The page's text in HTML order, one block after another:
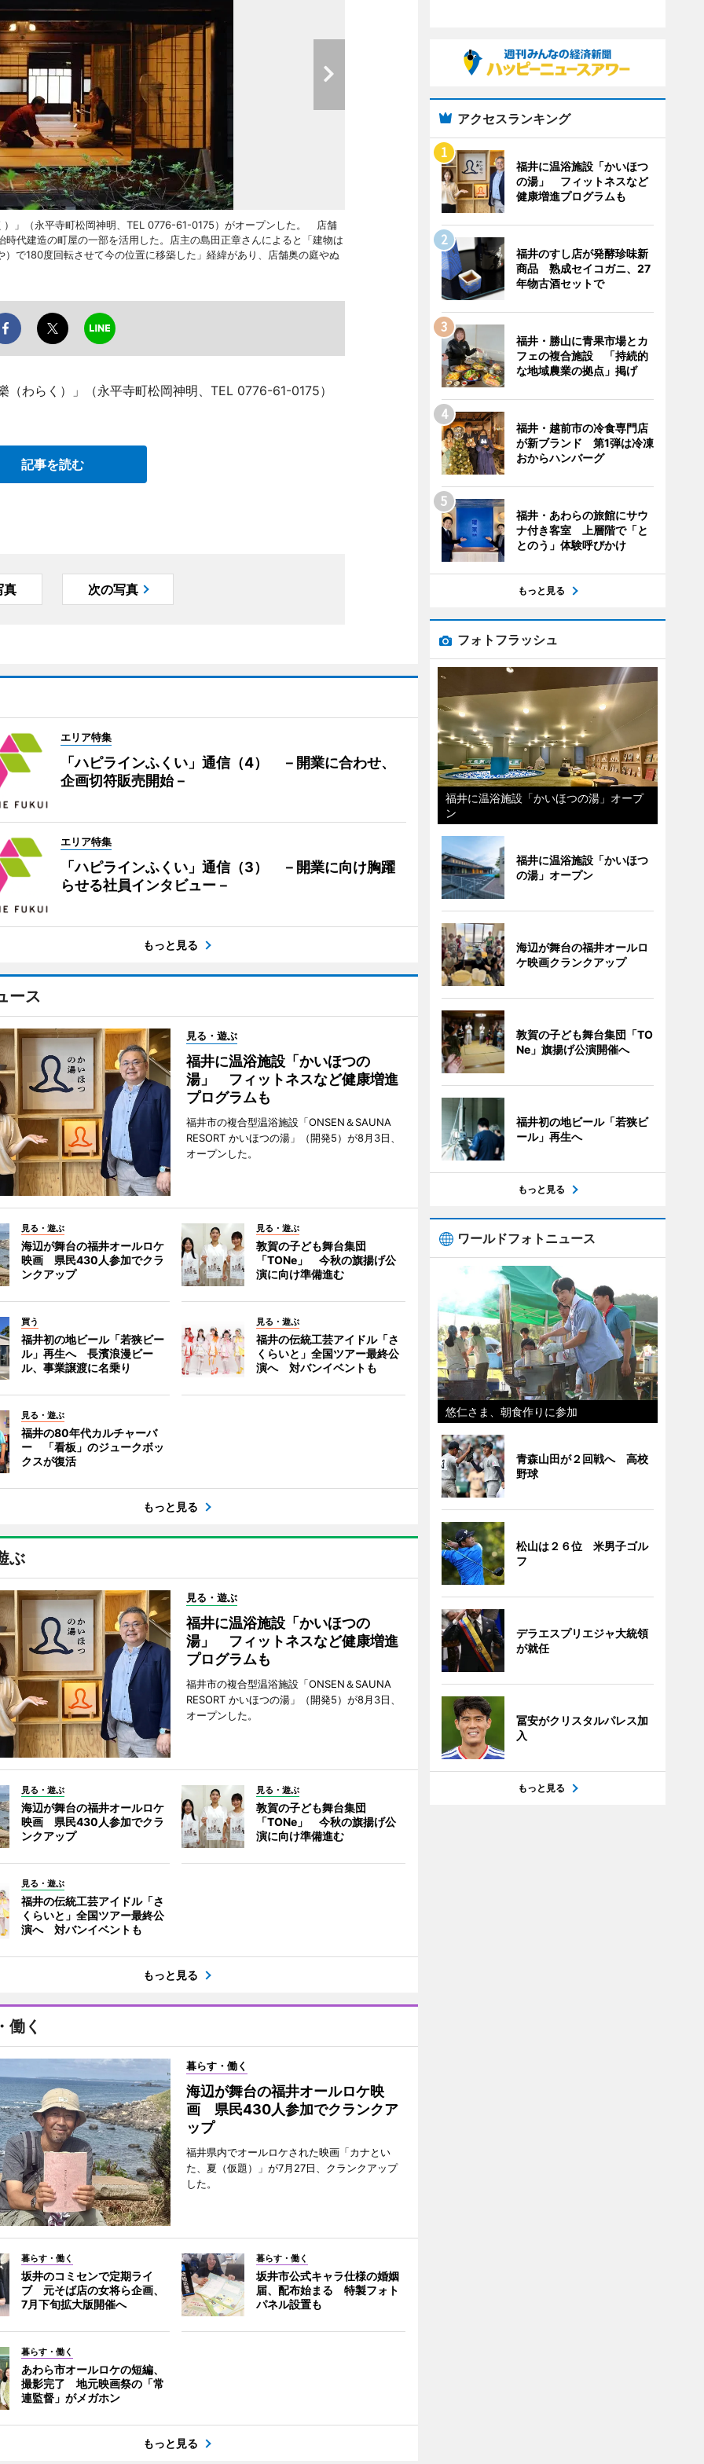
）」（永平寺町松岡神明、TEL 0776-61-0175）がオープンした。 店舗
代建造の町屋の一部を活用した。店主の島田正章さんによると「建物は
で180度回転させて今の位置に移築した」経緯があり、店舗奥の庭やぬ
（わらく）」（永平寺町松岡神明、TEL 0776-61-0175）
記事を読む
真 次の写真
エリア特集
「ハピラインふくい」通信（4） －開業に合わせ、
企画切符販売開始－
エリア特集
「ハピラインふくい」通信（3） －開業に向け胸躍
らせる社員インタビュー－
もっと見る
ース
見る・遊ぶ
福井に温浴施設「かいほつの
湯」 フィットネスなど健康増進
プログラムも
福井市の複合型温浴施設「ONSEN＆SAUNA
RESORT かいほつの湯」（開発5）が8月3日、
オープンした。
見る・遊ぶ
海辺が舞台の福井オールロケ
映画 県民430人参加でクラ
ンクアップ
見る・遊ぶ
敦賀の子ども舞台集団
「TONe」 今秋の旗揚げ公
演に向け準備進む
買う
福井初の地ビール「若狭ビー
ル」再生へ 長濱浪漫ビー
ル、事業譲渡に名乗り
見る・遊ぶ
福井の伝統工芸アイドル「さ
くらいと」全国ツアー最終公
演へ 対バンイベントも
見る・遊ぶ
福井の80年代カルチャーバ
ー 「看板」のジュークボッ
クスが復活
もっと見る
ぶ
見る・遊ぶ
福井に温浴施設「かいほつの
湯」 フィットネスなど健康増進
プログラムも
福井市の複合型温浴施設「ONSEN＆SAUNA
RESORT かいほつの湯」（開発5）が8月3日、
オープンした。
見る・遊ぶ
海辺が舞台の福井オールロケ
映画 県民430人参加でクラ
ンクアップ
見る・遊ぶ
敦賀の子ども舞台集団
「TONe」 今秋の旗揚げ公
演に向け準備進む
見る・遊ぶ
福井の伝統工芸アイドル「さ
くらいと」全国ツアー最終公
演へ 対バンイベントも
もっと見る
働く
暮らす・働く
海辺が舞台の福井オールロケ映
画 県民430人参加でクランクア
ップ
福井県内でオールロケされた映画「カナとい
た、夏（仮題）」が7月27日、クランクアップ
した。
暮らす・働く
坂井のコミセンで定期ライ
ブ 元そば店の女将ら企画、
7月下旬拡大版開催へ
暮らす・働く
坂井市公式キャラ仕様の婚姻
届、配布始まる 特製フォト
パネル設置も
暮らす・働く
あわら市オールロケの短編、
撮影完了 地元映画祭の「常
連監督」がメガホン
もっと見る
アクセスランキング
福井に温浴施設「かいほつ
の湯」 フィットネスなど
健康増進プログラムも
福井のすし店が発酵珍味新
商品 熟成セイコガニ、27
年物古酒セットで
福井・勝山に青果市場とカ
フェの複合施設 「持続的
な地域農業の拠点」掲げ
福井・越前市の冷食専門店
が新ブランド 第1弾は冷凍
おからハンバーグ
福井・あわらの旅館にサウ
ナ付き客室 上層階で「と
とのう」体験呼びかけ
もっと見る
フォトフラッシュ
福井に温浴施設「かいほつの湯」オープ
ン
福井に温浴施設「かいほつ
の湯」オープン
海辺が舞台の福井オールロ
ケ映画クランクアップ
敦賀の子ども舞台集団「TO
Ne」旗揚げ公演開催へ
福井初の地ビール「若狭ビ
ール」再生へ
もっと見る
ワールドフォトニュース
悠仁さま、朝食作りに参加
青森山田が２回戦へ 高校
野球
松山は２６位 米男子ゴル
フ
デラエスプリエジャ大統領
が就任
冨安がクリスタルパレス加
入
もっと見る